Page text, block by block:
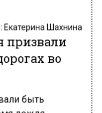
Екатерина Шахнина
призвали
во